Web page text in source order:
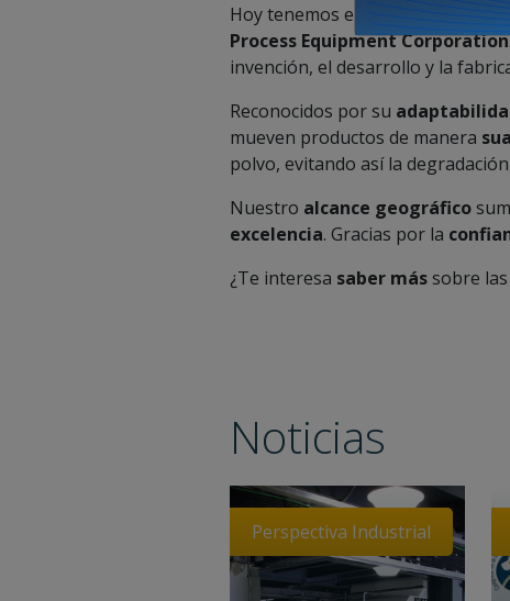
Hoy tenemos el honor de
Process Equipment Corporation
invención, el desarrollo y la
Reconocidos por su
mueven productos de manera
polvo, evitando así la
Nuestro alcance geográfico
excelencia. Gracias por la
¿Te interesa saber mássobre
Noticias
Perspectiva Industrial